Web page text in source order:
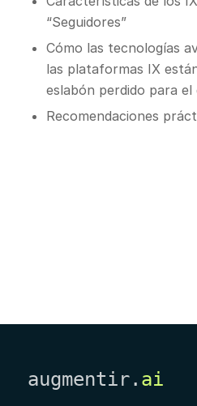
“Seguidores”
Cómo las tecnologías
las plataformas IX
eslabón perdido para el
Recomendaciones
augmentir. ai